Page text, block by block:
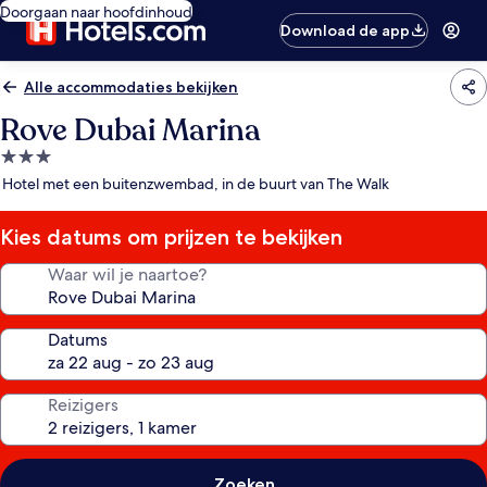
Doorgaan naar hoofdinhoud
Download de app
Alle accommodaties bekijken
Rove Dubai Marina
3.0-
sterrenaccommodatie
Hotel met een buitenzwembad, in de buurt van The Walk
Kies datums om prijzen te bekijken
Waar wil je naartoe?
Datums
Reizigers